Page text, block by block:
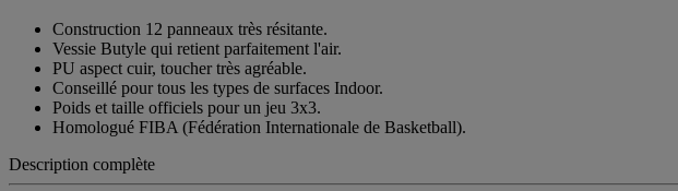
Construction 12 panneaux très résitante.
Vessie Butyle qui retient parfaitement l'air.
PU aspect cuir, toucher très agréable.
Conseillé pour tous les types de surfaces Indoor.
Poids et taille officiels pour un jeu 3x3.
Homologué FIBA (Fédération Internationale de Basketball).
Description complète